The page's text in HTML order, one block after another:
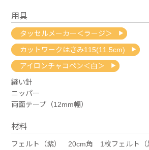
用具
タッセルメーカー＜ラージ＞
カットワークはさみ115(11.5cm)
アイロンチャコペン＜白＞
縫い針
ニッパー
両面テープ（12mm幅）
材料
フェルト（紫） 20cm角 1枚フェルト